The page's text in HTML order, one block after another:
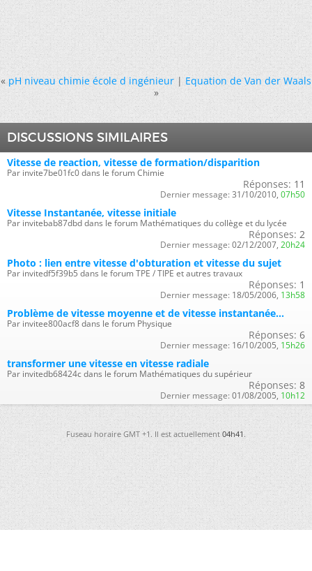
« pH niveau chimie école d ingénieur|Equation de Van der Waals
»
DISCUSSIONS SIMILAIRES
Vitesse de reaction, vitesse de formation/disparition
Par invite7be01fc0 dans le forum Chimie
Réponses: 11
Dernier message: 31/10/2010, 07h50
Vitesse Instantanée, vitesse initiale
Par invitebab87dbd dans le forum Mathématiques du collège et du lycée
Réponses: 2
Dernier message: 02/12/2007, 20h24
Photo : lien entre vitesse d'obturation et vitesse du sujet
Par invitedf5f39b5 dans le forum TPE / TIPE et autres travaux
Réponses: 1
Dernier message: 18/05/2006, 13h58
Problème de vitesse moyenne et de vitesse instantanée...
Par invitee800acf8 dans le forum Physique
Réponses: 6
Dernier message: 16/10/2005, 15h26
transformer une vitesse en vitesse radiale
Par invitedb68424c dans le forum Mathématiques du supérieur
Réponses: 8
Dernier message: 01/08/2005, 10h12
Fuseau horaire GMT +1. Il est actuellement04h41.